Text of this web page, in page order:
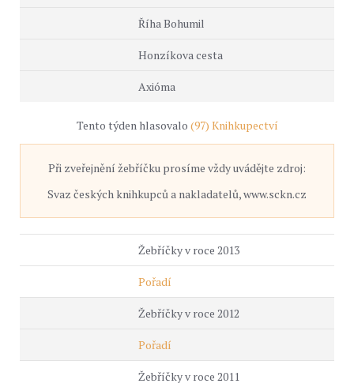
Říha Bohumil
Honzíkova cesta
Axióma
Tento týden hlasovalo (97) Knihkupectví
Při zveřejnění žebříčku prosíme vždy uvádějte zdroj:
Svaz českých knihkupců a nakladatelů, www.sckn.cz
Žebříčky v roce 2013
Pořadí
Žebříčky v roce 2012
Pořadí
Žebříčky v roce 2011